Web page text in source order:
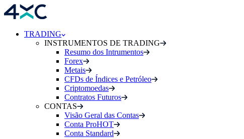
TRADING
INSTRUMENTOS DE TRADING
Resumo dos Intrumentos
Forex
Metais
CFDs de Índices e Petróleo
Criptomoedas
Contratos Futuros
CONTAS
Visão Geral das Contas
Conta ProHOT
Conta Standard